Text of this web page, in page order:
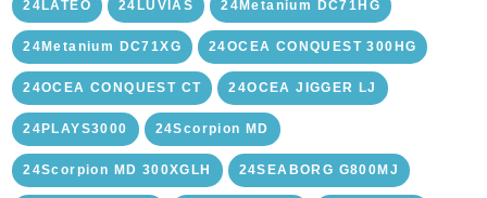
24LATEO 24LUVIAS 24Metanium DC71HG
24Metanium DC71XG 24OCEA CONQUEST 300HG
24OCEA CONQUEST CT 24OCEA JIGGER LJ
24PLAYS3000 24Scorpion MD
24Scorpion MD 300XGLH 24SEABORG G800MJ